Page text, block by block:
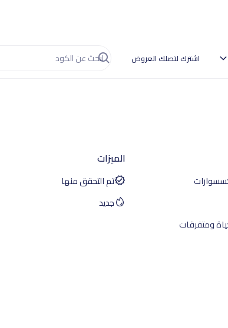
اشترك لتصلك العروض
ومتفرقات
الميزات
تم التحقق منها
جديد